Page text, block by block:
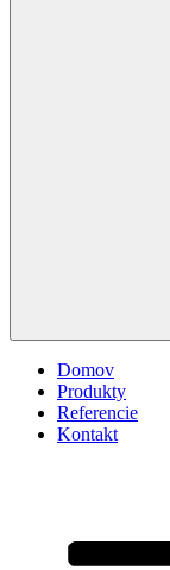
Domov
Produkty
Referencie
Kontakt